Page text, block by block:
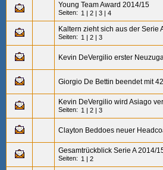
Young Team Award 2014/15
Seiten: 1 | 2 | 3 | 4
Kaltern zieht sich aus der Serie
Seiten: 1 | 2 | 3
Kevin DeVergilio erster
Giorgio De Bettin beendet mit
Kevin DeVergilio wird Asiago
Seiten: 1 | 2 | 3
Clayton Beddoes neuer
Gesamtrückblick Serie A 2014/
Seiten: 1 | 2